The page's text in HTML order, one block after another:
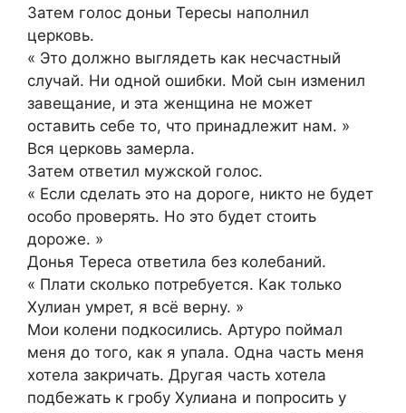
Затем голос доньи Тересы наполнил
церковь.
« Это должно выглядеть как несчастный
случай. Ни одной ошибки. Мой сын изменил
завещание, и эта женщина не может
оставить себе то, что принадлежит нам. »
Вся церковь замерла.
Затем ответил мужской голос.
« Если сделать это на дороге, никто не будет
особо проверять. Но это будет стоить
дороже. »
Донья Тереса ответила без колебаний.
« Плати сколько потребуется. Как только
Хулиан умрет, я всё верну. »
Мои колени подкосились. Артуро поймал
меня до того, как я упала. Одна часть меня
хотела закричать. Другая часть хотела
подбежать к гробу Хулиана и попросить у